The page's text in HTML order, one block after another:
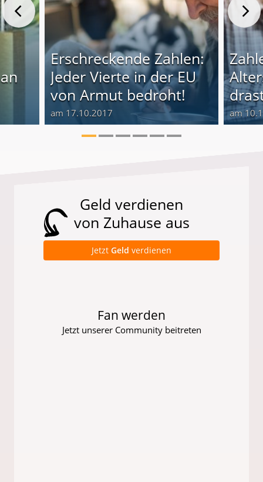
Erschreckende Zahlen:
Jeder Vierte in der EU
von Armut bedroht!
am 17.10.2017 am
Geld verdienen
von Zuhause aus
Jetzt Geld verdienen
Fan werden
Jetzt unserer Community beitreten